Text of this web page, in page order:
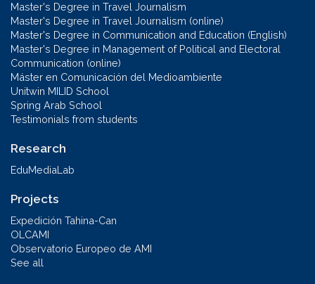
Master's Degree in Travel Journalism
Master's Degree in Travel Journalism (online)
Master's Degree in Communication and Education (English)
Master's Degree in Management of Political and Electoral
Communication (online)
Máster en Comunicación del Medioambiente
Unitwin MILID School
Spring Arab School
Testimonials from students
Research
EduMediaLab
Projects
Expedición Tahina-Can
OLCAMI
Observatorio Europeo de AMI
See all